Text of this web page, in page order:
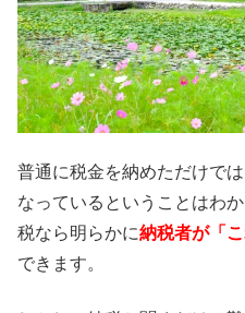
普通に税金を納めただけで
なっているということはわ
税なら明らかに納税者が「
できます。